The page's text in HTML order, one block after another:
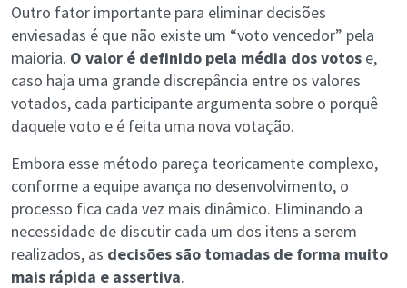
Outro fator importante para eliminar decisões
enviesadas é que não existe um “voto vencedor” pela
maioria. O valor é definido pela média dos votos e,
caso haja uma grande discrepância entre os valores
votados, cada participante argumenta sobre o porquê
daquele voto e é feita uma nova votação.
Embora esse método pareça teoricamente complexo,
conforme a equipe avança no desenvolvimento, o
processo fica cada vez mais dinâmico. Eliminando a
necessidade de discutir cada um dos itens a serem
realizados, as decisões são tomadas de forma muito
mais rápida e assertiva.